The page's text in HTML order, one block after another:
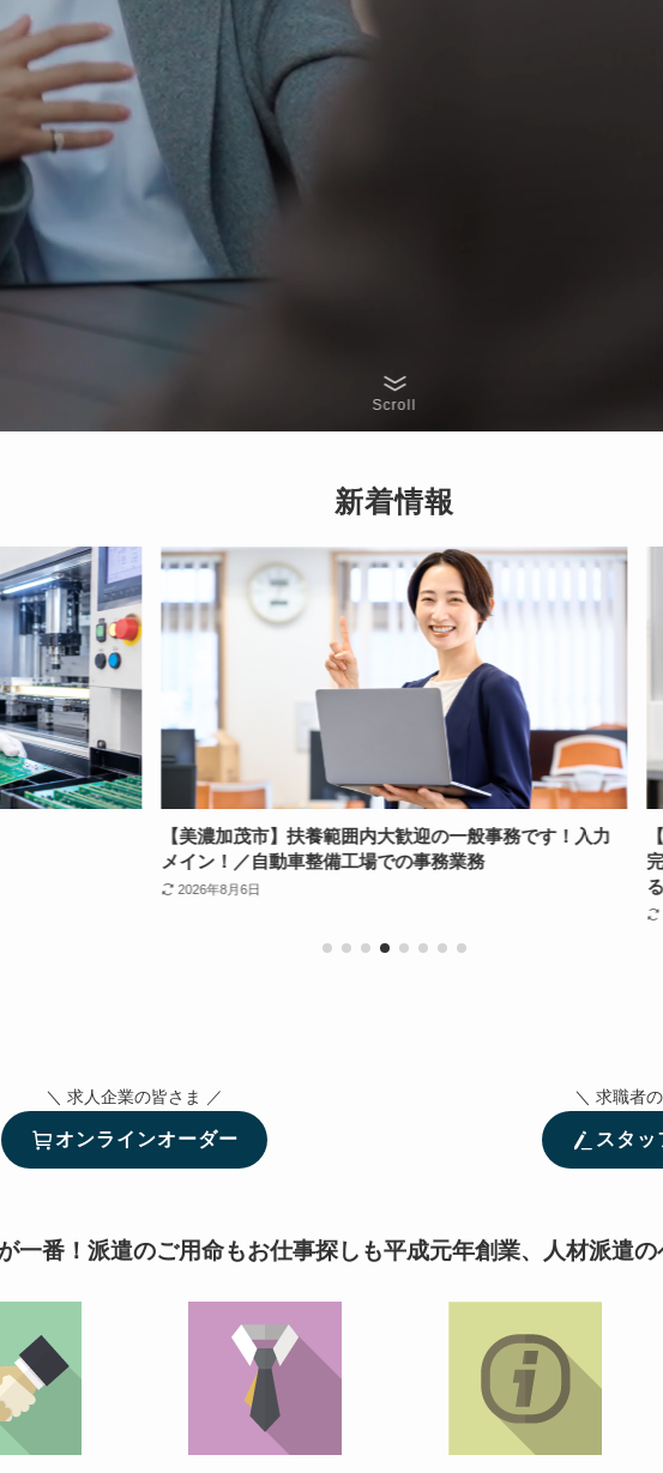
Scroll
新着情報
【美濃加茂市】扶養範囲内大歓迎の一般事務です！入力
メイン！／自動車整備工場での事務業務
2026年8月6日
＼ 求人企業の皆さま ／
オンラインオーダー
＼ 求職者
スタッ
一番！派遣のご用命もお仕事探しも平成元年創業、人材派遣